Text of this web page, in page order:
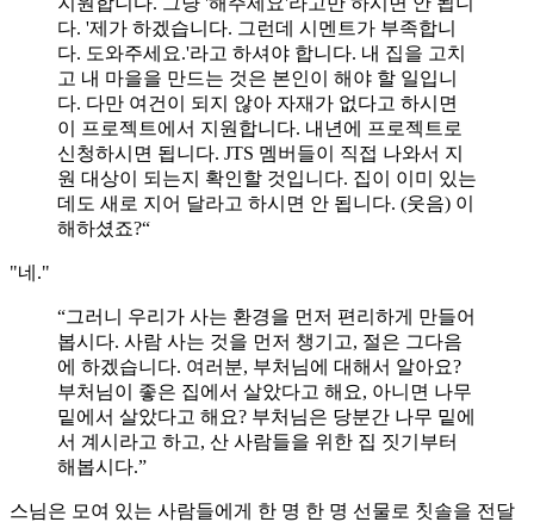
다. '제가 하겠습니다. 그런데 시멘트가 부족합니
다. 도와주세요.'라고 하셔야 합니다. 내 집을 고치
고 내 마을을 만드는 것은 본인이 해야 할 일입니
다. 다만 여건이 되지 않아 자재가 없다고 하시면
이 프로젝트에서 지원합니다. 내년에 프로젝트로
신청하시면 됩니다. JTS 멤버들이 직접 나와서 지
원 대상이 되는지 확인할 것입니다. 집이 이미 있는
데도 새로 지어 달라고 하시면 안 됩니다. (웃음) 이
해하셨죠?“
"네."
“그러니 우리가 사는 환경을 먼저 편리하게 만들어
봅시다. 사람 사는 것을 먼저 챙기고, 절은 그다음
에 하겠습니다. 여러분, 부처님에 대해서 알아요?
부처님이 좋은 집에서 살았다고 해요, 아니면 나무
밑에서 살았다고 해요? 부처님은 당분간 나무 밑에
서 계시라고 하고, 산 사람들을 위한 집 짓기부터
해봅시다.”
스님은 모여 있는 사람들에게 한 명 한 명 선물로 칫솔을 전달